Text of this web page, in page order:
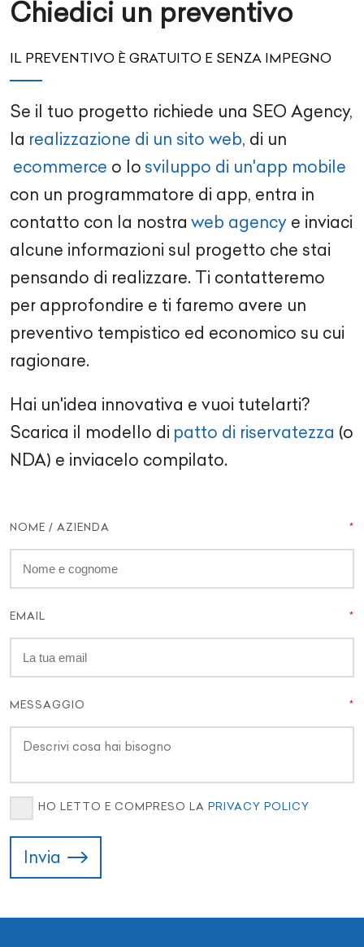
Chiedici un preventivo
IL PREVENTIVO È GRATUITO E SENZA IMPEGNO
Se il tuo progetto richiede una SEO Agency,
la realizzazione di un sito web, di un
ecommerce o lo sviluppo di un'app mobile
con un programmatore di app, entra in
contatto con la nostra web agency e inviaci
alcune informazioni sul progetto che stai
pensando di realizzare. Ti contatteremo
per approfondire e ti faremo avere un
preventivo tempistico ed economico su cui
ragionare.
Hai un'idea innovativa e vuoi tutelarti?
Scarica il modello di patto di riservatezza (o
NDA) e inviacelo compilato.
NOME / AZIENDA
EMAIL
MESSAGGIO
HO LETTO E COMPRESO LA PRIVACY POLICY
Invia